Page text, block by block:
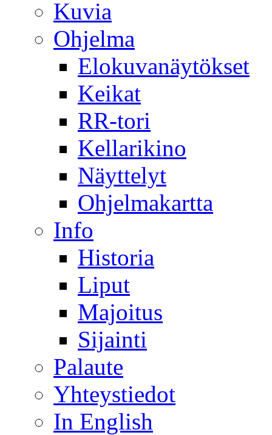
Kuvia
Ohjelma
Elokuvanäytökset
Keikat
RR-tori
Kellarikino
Näyttelyt
Ohjelmakartta
Info
Historia
Liput
Majoitus
Sijainti
Palaute
Yhteystiedot
In English